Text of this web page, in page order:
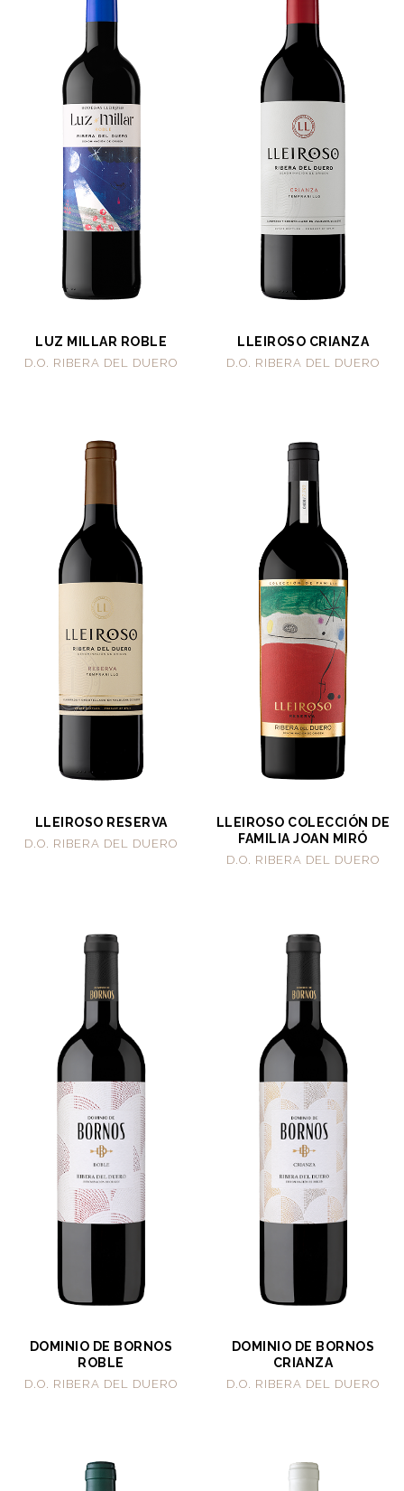
LUZ MILLAR ROBLE
D.O. RIBERA DEL DUERO
LLEIROSO CRIANZA
D.O. RIBERA DEL DUERO
LLEIROSO RESERVA
D.O. RIBERA DEL DUERO
LLEIROSO COLECCIÓN DE
FAMILIA JOAN MIRÓ
D.O. RIBERA DEL DUERO
DOMINIO DE BORNOS
ROBLE
D.O. RIBERA DEL DUERO
DOMINIO DE BORNOS
CRIANZA
D.O. RIBERA DEL DUERO